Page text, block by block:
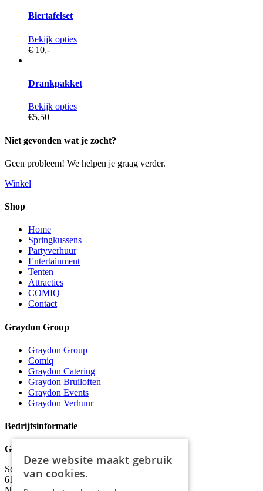
Biertafelset
Bekijk opties
€ 10,-
Drankpakket
Bekijk opties
€5,50
Niet gevonden wat je zocht?
Geen probleem! We helpen je graag verder.
Winkel
Shop
Home
Springkussens
Partyverhuur
Entertainment
Tenten
Attracties
COMIQ
Contact
Graydon Group
Graydon Group
Comiq
Graydon Catering
Graydon Bruiloften
Graydon Events
Graydon Verhuur
Bedrijfsinformatie
Graydon
Schineksstraat 11,
6171 AM Stein
Deze website maakt gebruik
van cookies.